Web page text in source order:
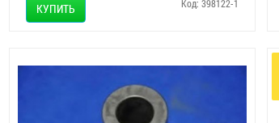
КУПИТЬ Код: 398122-1